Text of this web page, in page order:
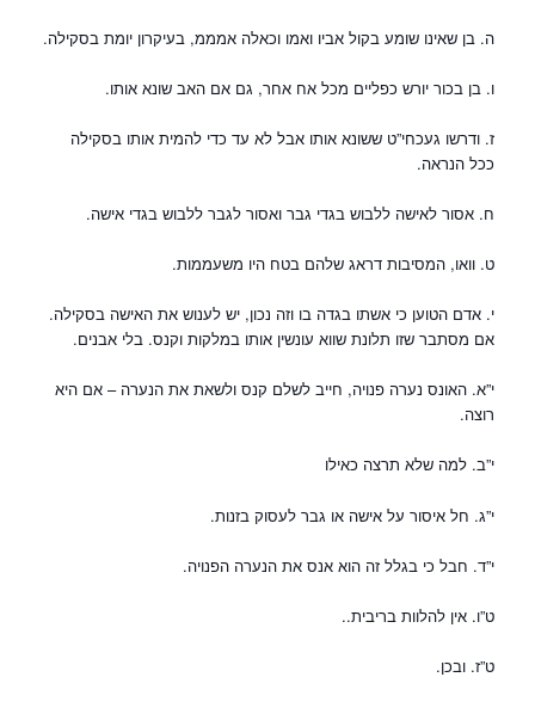
ה. בן שאינו שומע בקול אביו ואמו וכאלה אמממ, בעיקרון יומת בסקילה.
ו. בן בכור יורש כפליים מכל אח אחר, גם אם האב שונא אותו.
ז. ודרשו געכחי”ט ששונא אותו אבל לא עד כדי להמית אותו בסקילה
ככל הנראה.
ח. אסור לאישה ללבוש בגדי גבר ואסור לגבר ללבוש בגדי אישה.
ט. וואו, המסיבות דראג שלהם בטח היו משעממות.
י. אדם הטוען כי אשתו בגדה בו וזה נכון, יש לענוש את האישה בסקילה.
אם מסתבר שזו תלונת שווא עונשין אותו במלקות וקנס. בלי אבנים.
י”א. האונס נערה פנויה, חייב לשלם קנס ולשאת את הנערה – אם היא
רוצה.
י”ב. למה שלא תרצה כאילו
י”ג. חל איסור על אישה או גבר לעסוק בזנות.
י”ד. חבל כי בגלל זה הוא אנס את הנערה הפנויה.
ט”ו. אין להלוות בריבית..
ט”ז. ובכן.